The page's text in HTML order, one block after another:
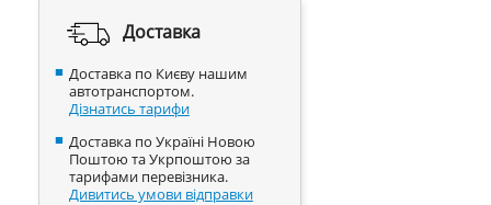
Доставка
Доставка по Києву нашим
автотранспортом.
Дізнатись тарифи
Доставка по Україні Новою
Поштою та Укрпоштою за
тарифами перевізника.
Дивитись умови відправки